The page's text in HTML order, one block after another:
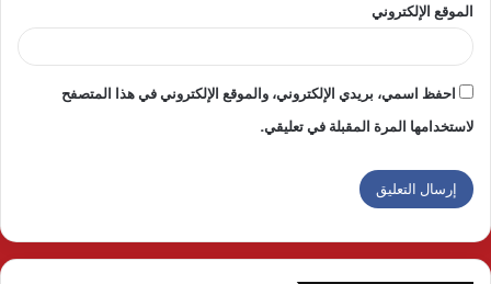
الموقع الإلكتروني
احفظ اسمي، بريدي الإلكتروني، والموقع الإلكتروني في هذا المتصفح
لاستخدامها المرة المقبلة في تعليقي.